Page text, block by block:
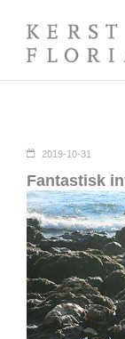
2019-10-31
Fantastisk